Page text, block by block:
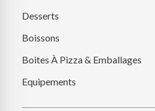
Desserts
Boissons
Boites À Pizza & Emballages
Equipements